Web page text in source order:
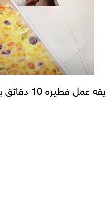
فطيره 10 دقائق بالجلاش